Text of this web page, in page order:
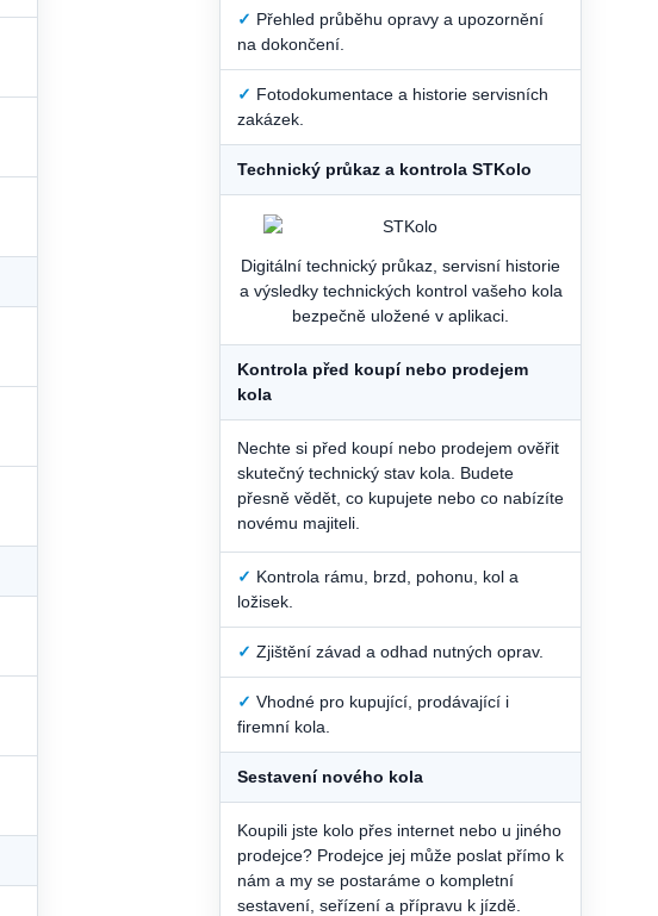
✓ Přehled průběhu opravy a upozornění
na dokončení.
✓ Fotodokumentace a historie servisních
zakázek.
Technický průkaz a kontrola STKolo
Digitální technický průkaz, servisní historie
a výsledky technických kontrol vašeho kola
bezpečně uložené v aplikaci.
Kontrola před koupí nebo prodejem
kola
Nechte si před koupí nebo prodejem ověřit
skutečný technický stav kola. Budete
přesně vědět, co kupujete nebo co nabízíte
novému majiteli.
✓ Kontrola rámu, brzd, pohonu, kol a
ložisek.
✓ Zjištění závad a odhad nutných oprav.
✓ Vhodné pro kupující, prodávající i
firemní kola.
Sestavení nového kola
Koupili jste kolo přes internet nebo u jiného
prodejce? Prodejce jej může poslat přímo k
nám a my se postaráme o kompletní
sestavení, seřízení a přípravu k jízdě.